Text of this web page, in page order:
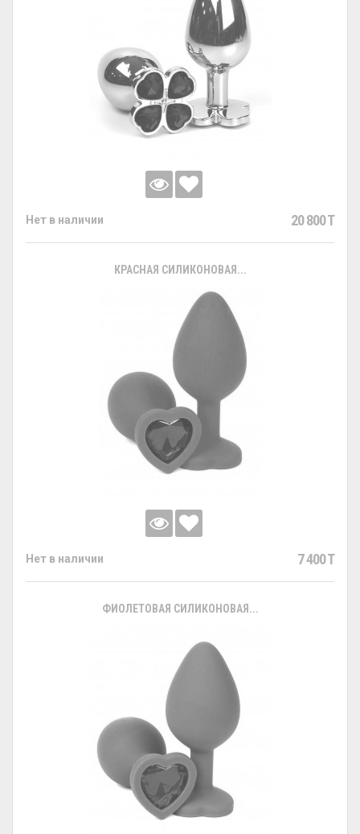
Нет в наличии 20 800 T
КРАСНАЯ СИЛИКОНОВАЯ...
Нет в наличии 7 400 T
ФИОЛЕТОВАЯ СИЛИКОНОВАЯ...